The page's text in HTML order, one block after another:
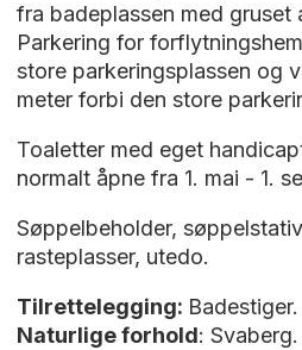
fra badeplassen med gruset
Parkering for
store parkeringsplassen og
meter forbi den store
Toaletter med eget
normalt åpne fra 1. mai - 1.
Søppelbeholder,
rasteplasser, utedo.
Tilrettelegging: Badestiger.
Naturlige forhold: